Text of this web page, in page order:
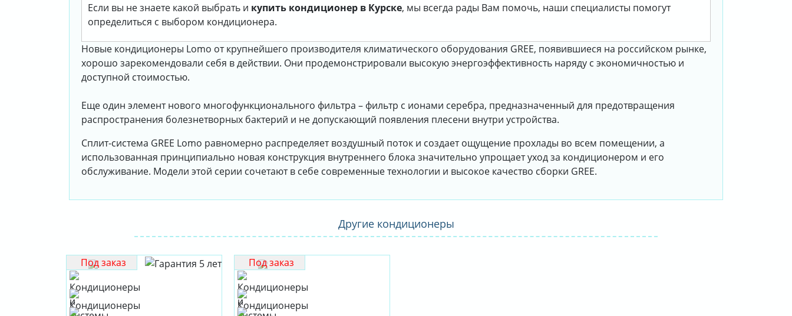
Если вы не знаете какой выбрать и купить кондиционер в Курске, мы всегда рады Вам помочь, наши специалисты помогут
определиться с выбором кондиционера.
Новые кондиционеры Lomo от крупнейшего производителя климатического оборудования GREE, появившиеся на российском рынке,
хорошо зарекомендовали себя в действии. Они продемонстрировали высокую энергоэффективность наряду с экономичностью и
доступной стоимостью.
Еще один элемент нового многофункционального фильтра – фильтр с ионами серебра, предназначенный для предотвращения
распространения болезнетворных бактерий и не допускающий появления плесени внутри устройства.
Сплит-система GREE Lomo равномерно распределяет воздушный поток и создает ощущение прохлады во всем помещении, а
использованная принципиально новая конструкция внутреннего блока значительно упрощает уход за кондиционером и его
обслуживание. Модели этой серии сочетают в себе современные технологии и высокое качество сборки GREE.
Другие кондиционеры
Под заказ Под заказ